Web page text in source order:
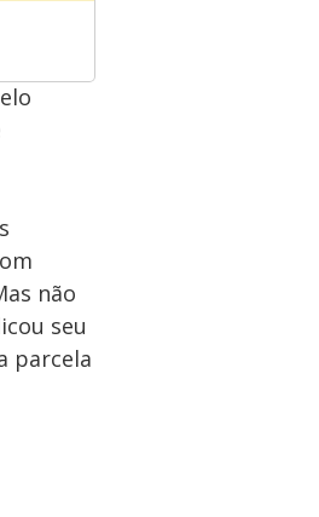
não
seu
parcela